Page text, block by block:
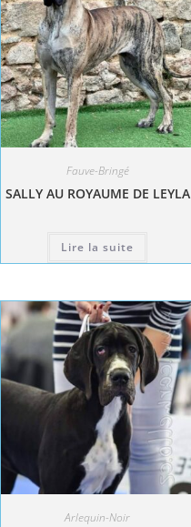
Fauve-Bringé
SALLY AU ROYAUME DE LEYLA
Lire la suite
Arlequin-Noir